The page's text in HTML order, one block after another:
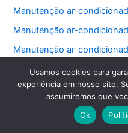
Manutenção ar-
Manutenção ar-
Manutenção ar-
Manutenção ar-
Manutenção ar-
Manutenção ar-
Manutenção ar-
Usamos cookies para
experiência em nosso site.
assumiremos que
Ok